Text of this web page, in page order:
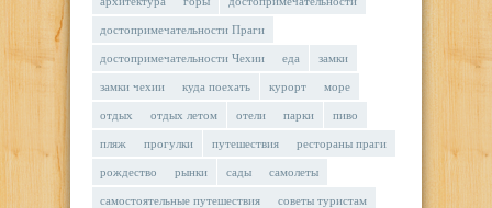
достопримечательности Праги
достопримечательности Чехии еда замки
замки чехии куда поехать курорт море
отдых отдых летом отели парки пиво
пляж прогулки путешествия рестораны праги
рождество рынки сады самолеты
самостоятельные путешествия советы туристам